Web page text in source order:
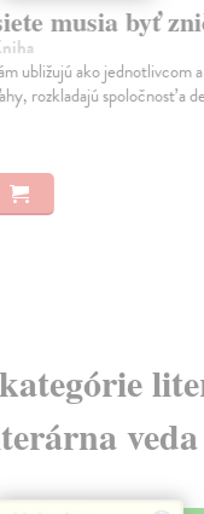
musia byť
ubližujú ako jednotlivcom
rozkladajú spoločnosť a
veda